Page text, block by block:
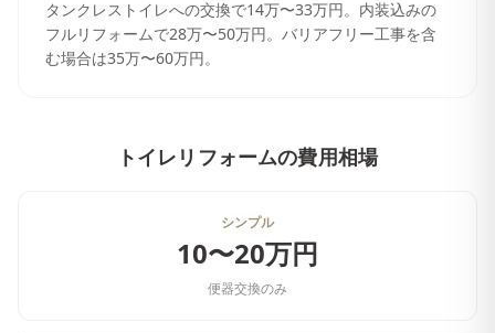
タンクレストイレへの交換で14万〜33万円。内装込みの
フルリフォームで28万〜50万円。バリアフリー工事を含
む場合は35万〜60万円。
トイレリフォームの費用相場
シンプル
10〜20万円
便器交換のみ